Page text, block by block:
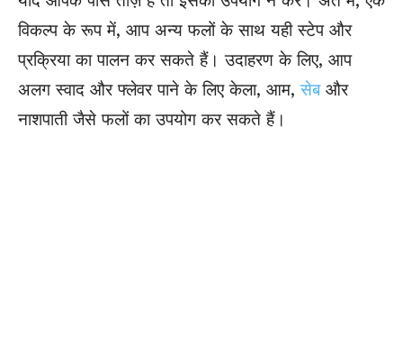
विकल्प के रूप में, आप अन्य फलों के साथ यही स्टेप और
प्रक्रिया का पालन कर सकते हैं। उदाहरण के लिए, आप
अलग स्वाद और फ्लेवर पाने के लिए केला, आम,सेबऔर
नाशपातीजैसे फलों का उपयोग कर सकते हैं।